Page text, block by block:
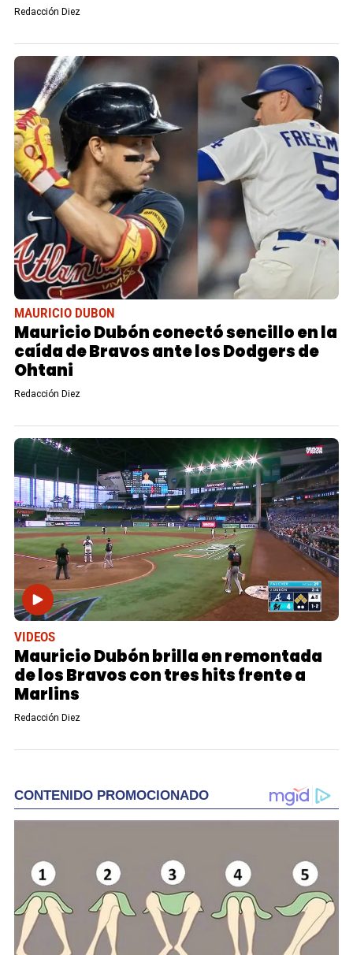
Redacción Diez
MAURICIO DUBON
Mauricio Dubón conectó sencillo en la
caída de Bravos ante los Dodgers de
Ohtani
Redacción Diez
VIDEOS
Mauricio Dubón brilla en remontada
de los Bravos con tres hits frente a
Marlins
Redacción Diez